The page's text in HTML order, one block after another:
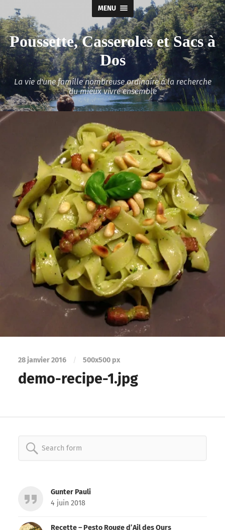
MENU
Poussette, Casseroles et Sacs à
Dos
La vie d'une famille nombreuse ordinaire à la recherche
du mieux vivre ensemble
28 janvier 2016 / 500x500 px
demo-recipe-1.jpg
Search
Gunter Pauli
4 juin 2018
Recette – Pesto Rouge d’Ail des Ours